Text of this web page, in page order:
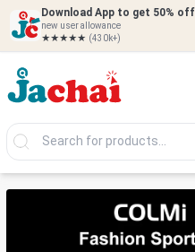
Download App to get 50% off
new user allowance
★★★★★ (430k+)